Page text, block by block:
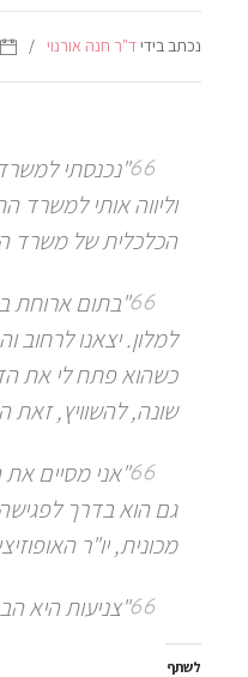
נכתב בידיד"ר חנה אורנוי
"נכנסתי
וליווה אותי
הכלכלית של משרד
"בתום ארוחת
למלון. יצאנו לרחוב
כשהוא פתח לי את
שונה, להשוויץ,
"אני מסיים את
גם הוא בדרך
מכונית, יו"ר
"צניעות היא
לשתף